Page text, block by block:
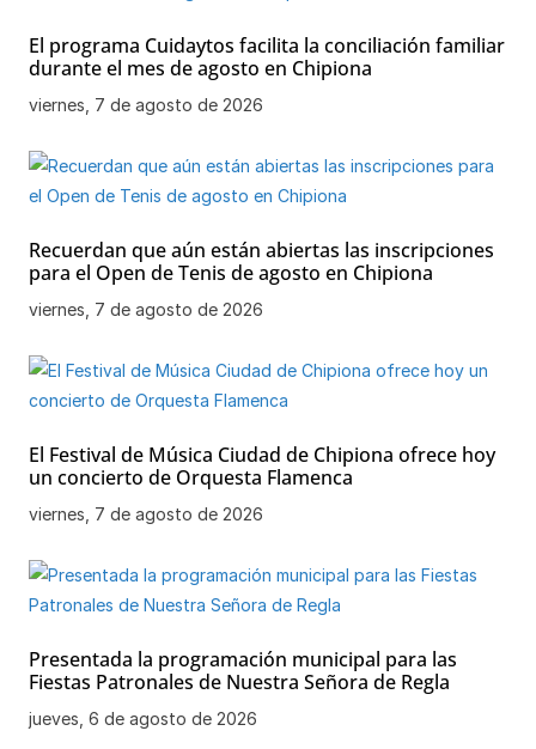
El programa Cuidaytos facilita la conciliación familiar
durante el mes de agosto en Chipiona
viernes, 7 de agosto de 2026
Recuerdan que aún están abiertas las inscripciones
para el Open de Tenis de agosto en Chipiona
viernes, 7 de agosto de 2026
El Festival de Música Ciudad de Chipiona ofrece hoy
un concierto de Orquesta Flamenca
viernes, 7 de agosto de 2026
Presentada la programación municipal para las
Fiestas Patronales de Nuestra Señora de Regla
jueves, 6 de agosto de 2026